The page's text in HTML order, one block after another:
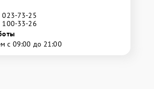
023-73-25
100-33-26
с 09:00 до 21:00